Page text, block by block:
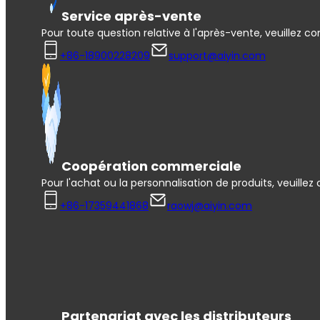
Service après-vente
Pour toute question relative à l'après-vente, veuillez
+86-18900228209
support@aiyin.com
Coopération commerciale
Pour l'achat ou la personnalisation de produits, veuillez
+86-17359441868
raowj@aiyin.com
Partenariat avec les distributeurs